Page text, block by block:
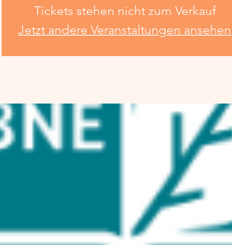
Tickets stehen nicht zum Verkauf
Jetzt andere Veranstaltungen ansehen